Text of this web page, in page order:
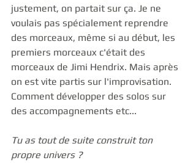
justement, on partait sur ça. Je ne
voulais pas spécialement reprendre
des morceaux, même si au début, les
premiers morceaux c'était des
morceaux de Jimi Hendrix. Mais après
on est vite partis sur l'improvisation.
Comment développer des solos sur
des accompagnements etc...
Tu as tout de suite construit ton
propre univers ?